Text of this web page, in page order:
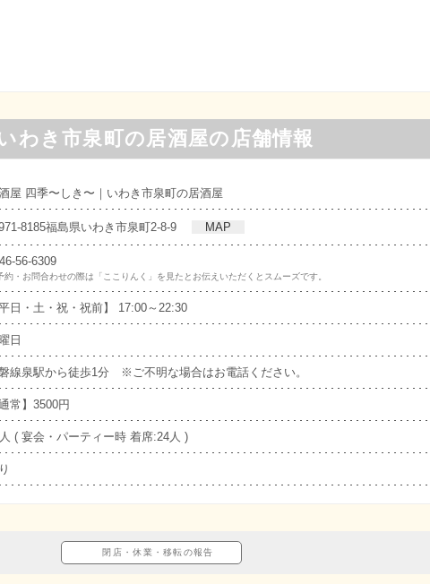
わき市泉町の居酒屋の店舗情報
屋 四季〜しき〜｜いわき市泉町の居酒屋
8185福島県いわき市泉町2-8-9 MAP
56-6309
・お問合わせの際は「ここりんく」を見たとお伝えいただくとスムーズです。
平日・土・祝・祝前】 17:00～22:30
日
線泉駅から徒歩1分 ※ご不明な場合はお電話ください。
通常】3500円
( 宴会・パーティー時 着席:24人 )
閉店・休業・移転の報告